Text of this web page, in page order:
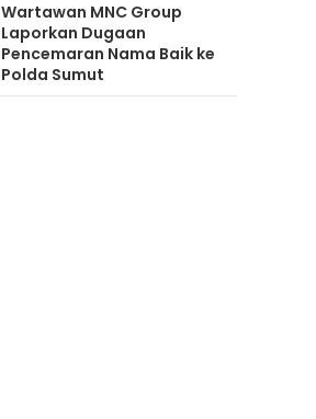
Wartawan MNC Group
Laporkan Dugaan
Pencemaran Nama Baik ke
Polda Sumut